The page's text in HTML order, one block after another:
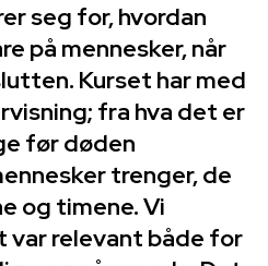
seg for, hvordan
på mennesker, når
Kurset har med
fra hva det er
før døden
trenger, de
og timene. Vi
var relevant både for